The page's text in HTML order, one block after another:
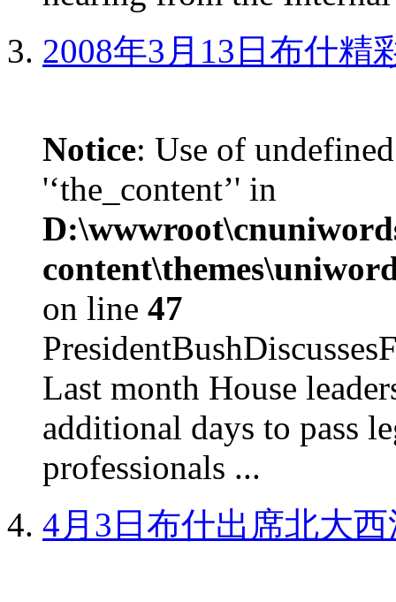
2008年3月13日布什精
Notice: Use of
'‘the_content’' in
on line 47
Last month House
additional days to pass
professionals ...
4月3日布什出席北大